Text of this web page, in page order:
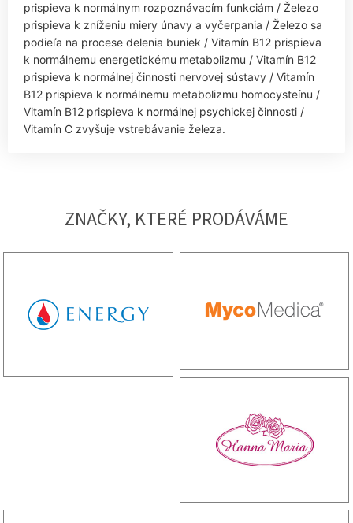
prispieva k normálnym rozpoznávacím funkciám / Železo
prispieva k zníženiu miery únavy a vyčerpania / Železo sa
podieľa na procese delenia buniek / Vitamín B12 prispieva
k normálnemu energetickému metabolizmu / Vitamín B12
prispieva k normálnej činnosti nervovej sústavy / Vitamín
B12 prispieva k normálnemu metabolizmu homocysteínu /
Vitamín B12 prispieva k normálnej psychickej činnosti /
Vitamín C zvyšuje vstrebávanie železa.
ZNAČKY, KTERÉ PRODÁVÁME